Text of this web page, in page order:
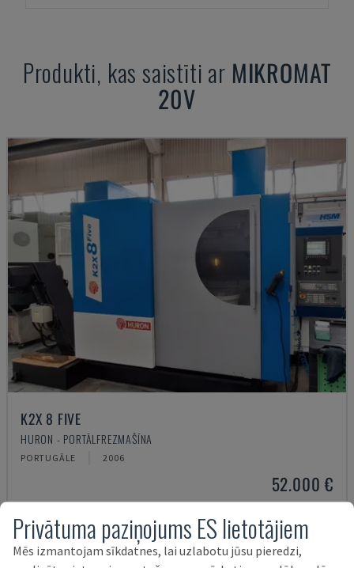
Produkti, kas saistīti ar MIKROMAT
20V
K2X 8 FIVE
HURON - PORTĀLFREZMAŠĪNA
PORTUGĀLE 2006
52.000 €
Privātuma paziņojums ES lietotājiem
Mēs izmantojam sīkdatnes, lai uzlabotu jūsu pieredzi,